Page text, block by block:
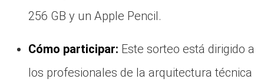
256 GB y un Apple Pencil.
Cómo participar: Este sorteo está dirigido a
los profesionales de la arquitectura técnica